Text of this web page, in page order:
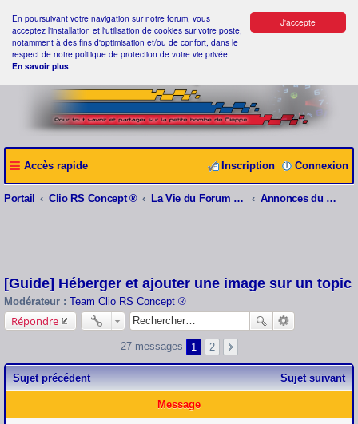
J'accepte
En poursuivant votre navigation sur notre forum, vous
acceptez l'installation et l'utilisation de cookies sur votre poste,
notamment à des fins d'optimisation et/ou de confort, dans le
respect de notre politique de protection de votre vie privée.
En savoir plus
Accès rapide Connexion
Inscription
Portail Clio RS Concept ® La Vie du Forum Clio RS Concept ® Annonces du webmaster
[Guide] Héberger et ajouter une image sur un topic
Modérateur : Team Clio RS Concept ®
Répondre
27 messages 1 2
Sujet précédent Sujet suivant
Message